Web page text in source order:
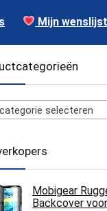
Mijn wenslijst
selecteren
Mobigear
Backcover